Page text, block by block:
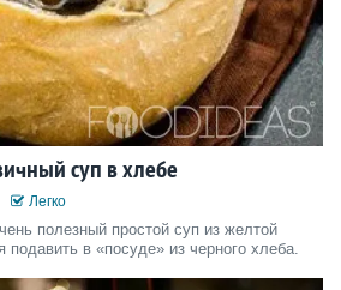
суп в хлебе
Легко
полезный простой суп из желтой
в «посуде» из черного хлеба.